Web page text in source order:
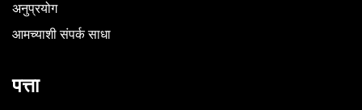
अनुप्रयोग
आमच्याशी संपर्क साधा
पत्ता